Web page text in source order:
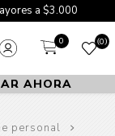
a $3.000
0 0
AHORA
personal